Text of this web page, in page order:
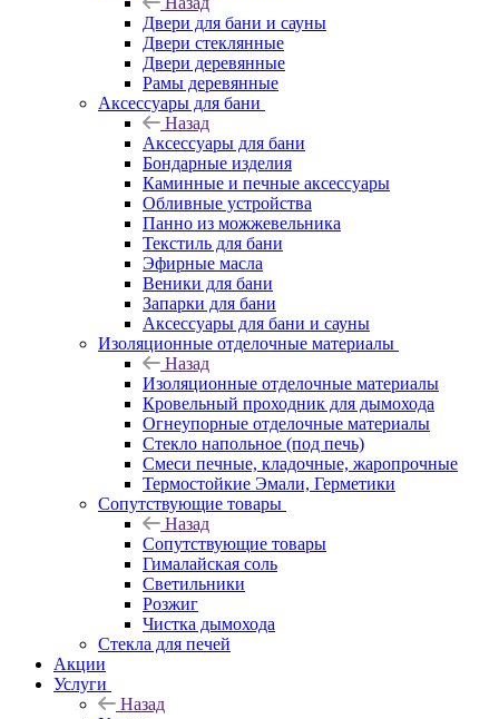
Двери для бани и сауны
Двери стеклянные
Двери деревянные
Рамы деревянные
Аксессуары для бани
Назад
Аксессуары для бани
Бондарные изделия
Каминные и печные аксессуары
Обливные устройства
Панно из можжевельника
Текстиль для бани
Эфирные масла
Веники для бани
Запарки для бани
Аксессуары для бани и сауны
Изоляционные отделочные материалы
Назад
Изоляционные отделочные материалы
Кровельный проходник для дымохода
Огнеупорные отделочные материалы
Стекло напольное (под печь)
Смеси печные, кладочные, жаропрочные
Термостойкие Эмали, Герметики
Сопутствующие товары
Назад
Сопутствующие товары
Гималайская соль
Светильники
Розжиг
Чистка дымохода
Стекла для печей
Акции
Услуги
Назад